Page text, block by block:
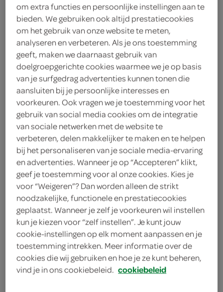
200 milliliter kookroom
1 eetlepel gedroogde italiaanse
kruiden
2 eetlepels basilicum
1 liter groentebouillon
eetlepel korianderpoeder
(ketoembar)
2 teentjes knoflook
1 ui
5 sinaasappels
4 eetlepels olijfolie
1 knolselderij
om extra functies en persoonlijke instellingen aan te
bieden. We gebruiken ook altijd prestatiecookies
om het gebruik van onze website te meten,
analyseren en verbeteren. Als je ons toestemming
geeft, maken we daarnaast gebruik van
doelgroepgerichte cookies waarmee we je op basis
van je surfgedrag advertenties kunnen tonen die
aansluiten bij je persoonlijke interesses en
voorkeuren. Ook vragen we je toestemming voor het
gebruik van social media cookies om de integratie
van sociale netwerken met de website te
verbeteren, delen makkelijker te maken en te helpen
bij het personaliseren van je sociale media-ervaring
en advertenties. Wanneer je op “Accepteren” klikt,
geef je toestemming voor al onze cookies. Kies je
voor “Weigeren”? Dan worden alleen de strikt
noodzakelijke, functionele en prestatiecookies
geplaatst. Wanneer je zelf je voorkeuren wil instellen
kun je kiezen voor “zelf instellen”. Je kunt jouw
cookie-instellingen op elk moment aanpassen en je
toestemming intrekken. Meer informatie over de
cookies die wij gebruiken en hoe je ze kunt beheren,
vind je in ons cookiebeleid. cookiebeleid